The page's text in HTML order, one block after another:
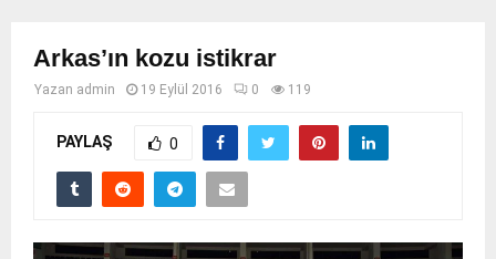
Arkas’ın kozu istikrar
Yazan admin 19 Eylül 2016 0 119
PAYLAŞ 0